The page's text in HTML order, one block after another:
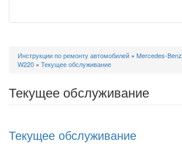
Вы
здесь
Инструкции по ремонту автомобилей » Mercedes-Benz
W220 » Текущее обслуживание
Текущее обслуживание
Текущее обслуживание